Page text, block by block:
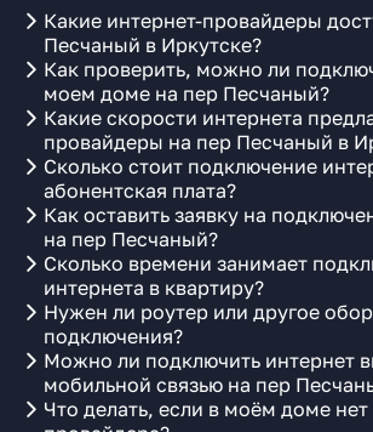
Какие интернет-провайдеры
Песчаный в Иркутске?
Как проверить, можно ли
моем доме на пер Песчаный?
Какие скорости интернета
провайдеры на пер Песчаный в
Сколько стоит подключение
абонентская плата?
Как оставить заявку на
на пер Песчаный?
Сколько времени занимает
интернета в квартиру?
Нужен ли роутер или другое
подключения?
Можно ли подключить интернет
мобильной связью на пер
Что делать, если в моём доме